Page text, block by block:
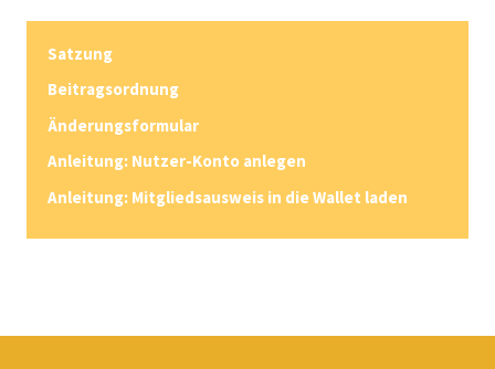
Satzung
Beitragsordnung
Änderungsformular
Anleitung: Nutzer-Konto anlegen
Anleitung: Mitgliedsausweis in die Wallet laden